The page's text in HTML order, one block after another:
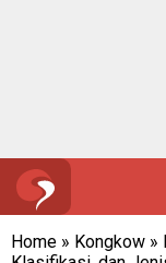
Home » Kongkow »